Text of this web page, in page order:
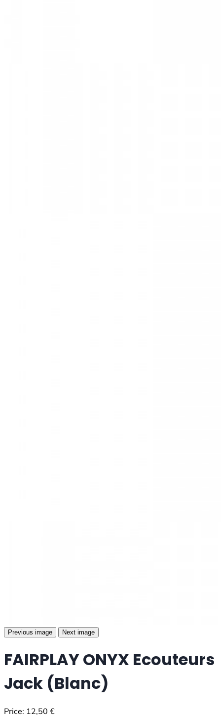
Previous image Next image
FAIRPLAY ONYX Ecouteurs
Jack (Blanc)
Price: 12,50 €